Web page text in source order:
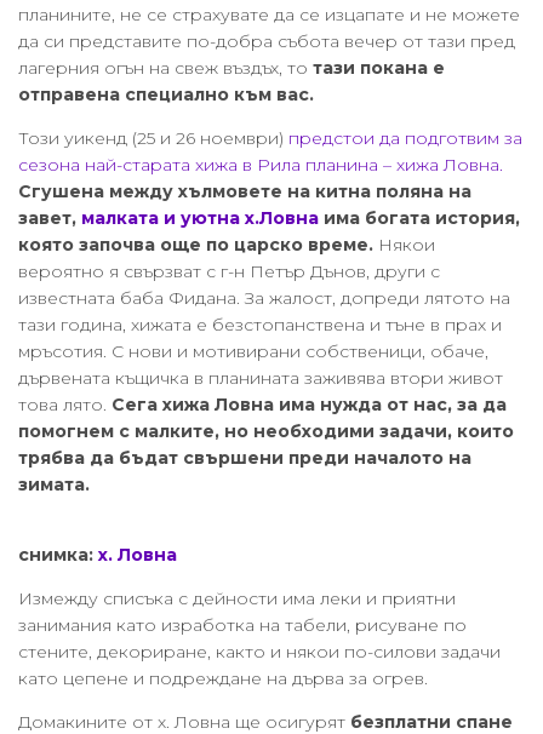
планините, не се страхувате да се изцапате и не можете
да си представите по-добра събота вечер от тази пред
лагерния огън на свеж въздъх, то тази покана е
отправена специално към вас.
Този уикенд (25 и 26 ноември) предстои да подготвим за
сезона най-старата хижа в Рила планина – хижа Ловна.
Сгушена между хълмовете на китна поляна на
завет, малката и уютна х.Ловна има богата история,
която започва още по царско време. Някои
вероятно я свързват с г-н Петър Дънов, други с
известната баба Фидана. За жалост, допреди лятото на
тази година, хижата е безстопанствена и тъне в прах и
мръсотия. С нови и мотивирани собственици, обаче,
дървената къщичка в планината заживява втори живот
това лято. Сега хижа Ловна има нужда от нас, за да
помогнем с малките, но необходими задачи, които
трябва да бъдат свършени преди началото на
зимата.
снимка: х. Ловна
Измежду списъка с дейности има леки и приятни
занимания като изработка на табели, рисуване по
стените, декориране, както и някои по-силови задачи
като цепене и подреждане на дърва за огрев.
Домакините от х. Ловна ще осигурят безплатни спане